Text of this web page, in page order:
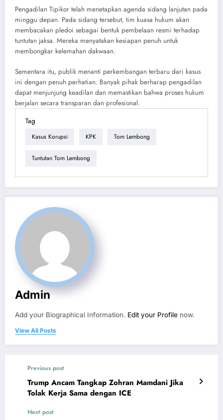
Pengadilan Tipikor telah menetapkan agenda sidang lanjutan pada
minggu depan. Pada sidang tersebut, tim kuasa hukum akan
membacakan pledoi sebagai bentuk pembelaan resmi terhadap
tuntutan jaksa. Mereka menyatakan kesiapan penuh untuk
membongkar kelemahan dakwaan.
Sementara itu, publik menanti perkembangan terbaru dari kasus
ini dengan penuh perhatian. Banyak pihak berharap pengadilan
dapat menjunjung keadilan dan memastikan bahwa proses hukum
berjalan secara transparan dan profesional.
Tag
Kasus Korupsi KPK Tom Lembong
Tuntutan Tom Lembong
Admin
Add your Biographical Information. Edit your Profile now.
View All Posts
Previous post
Trump Ancam Tangkap Zohran Mamdani Jika
Tolak Kerja Sama dengan ICE
Next post